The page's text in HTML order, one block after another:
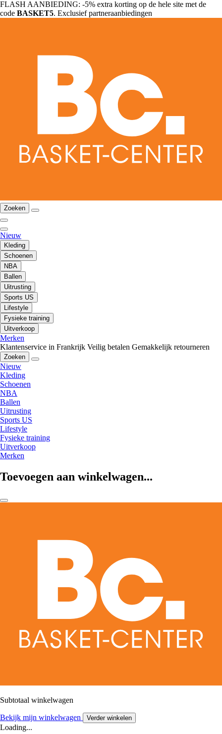
FLASH AANBIEDING: -5% extra korting op de hele site met de
code BASKET5. Exclusief partneraanbiedingen
Zoeken
Nieuw
Kleding
Schoenen
NBA
Ballen
Uitrusting
Sports US
Lifestyle
Fysieke training
Uitverkoop
Merken
Klantenservice in Frankrijk Veilig betalen Gemakkelijk retourneren
Zoeken
Nieuw
Kleding
Schoenen
NBA
Ballen
Uitrusting
Sports US
Lifestyle
Fysieke training
Uitverkoop
Merken
Toevoegen aan winkelwagen...
Subtotaal winkelwagen
Bekijk mijn winkelwagen Verder winkelen
Loading...